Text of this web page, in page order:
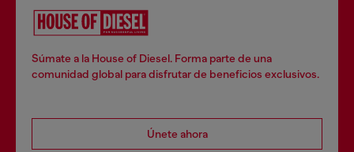
Súmate a la House of Diesel. Forma parte de una
comunidad global para disfrutar de beneficios exclusivos.
Únete ahora